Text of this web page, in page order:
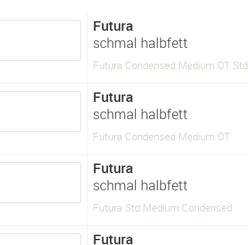
Futura
schmal halbfett
Futura Condensed Medium OT Std
Futura
schmal halbfett
Futura Condensed Medium OT
Futura
schmal halbfett
Futura Std Medium Condensed
Futura